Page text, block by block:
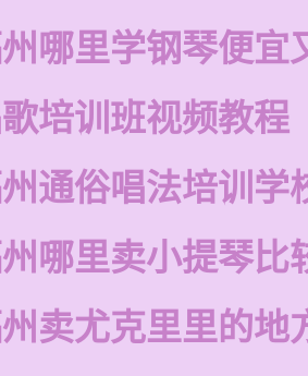
哪里学钢琴便宜
培训班视频教程
通俗唱法培训学
哪里卖小提琴比
卖尤克里里的地